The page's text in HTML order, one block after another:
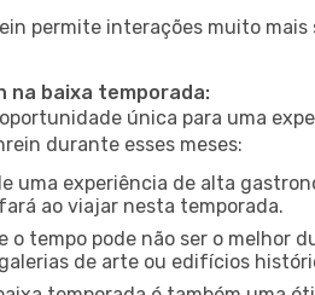
permite interações muito
na baixa temporada:
única para uma
durante esses meses:
uma experiência de alta
ao viajar nesta temporada.
o tempo pode não ser o melhor
de arte ou edifícios